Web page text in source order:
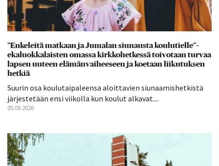
”Enkeleitä matkaan ja Jumalan siunausta koulutielle”–
ekaluokkalaisten omassa kirkkohetkessä toivotaan turvaa
lapsen uuteen elämänvaiheeseen ja koetaan liikutuksen
hetkiä
Suurin osa koulutaipaleensa aloittavien siunaamishetkistä
järjestetään ensi viikolla kun koulut alkavat....
05.08.2026